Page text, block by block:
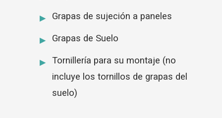
Grapas de sujeción a paneles
Grapas de Suelo
Tornillería para su montaje (no
incluye los tornillos de grapas del
suelo)